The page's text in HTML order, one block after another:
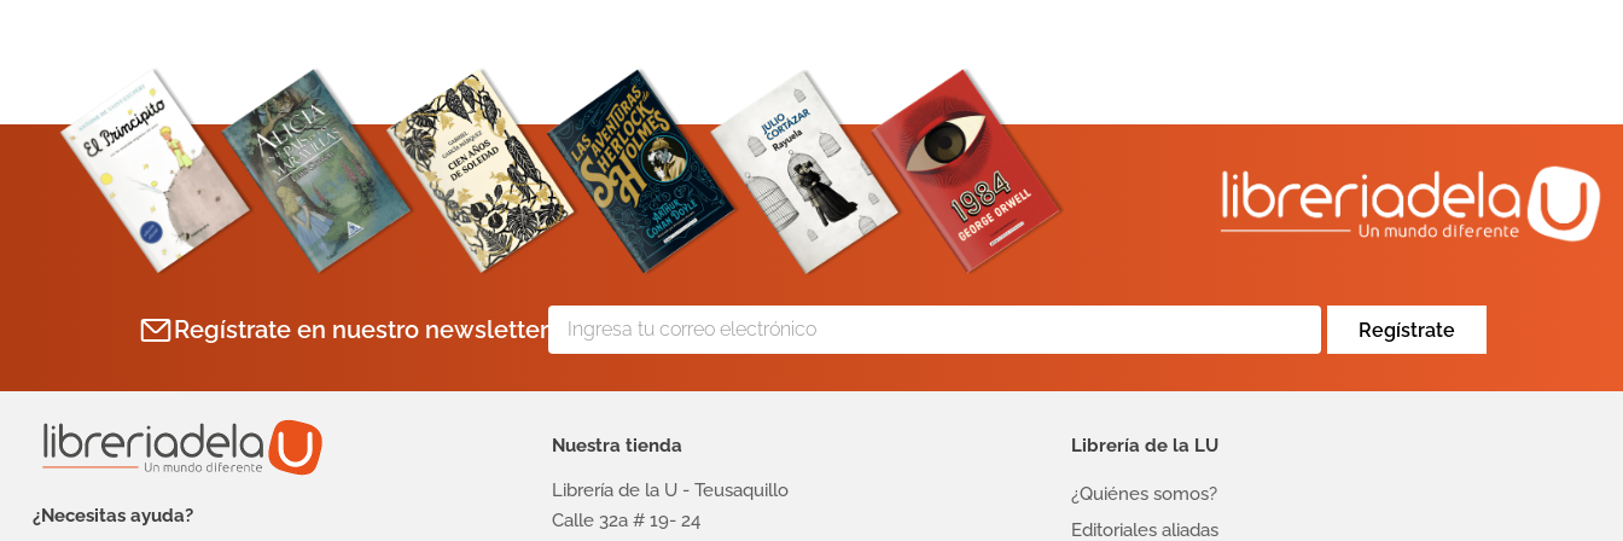
Regístrate en nuestro newsletter Regístrate
¿Necesitas ayuda?
Nuestra tienda
Librería de la U - Teusaquillo
Calle 32a # 19- 24
Librería de la LU
¿Quiénes somos?
Editoriales aliadas